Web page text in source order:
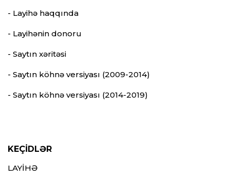
- Layihə haqqında
- Layihənin donoru
- Saytın xəritəsi
- Saytın köhnə versiyası (2009-2014)
- Saytın köhnə versiyası (2014-2019)
KEÇİDLƏR
LAYİHƏ